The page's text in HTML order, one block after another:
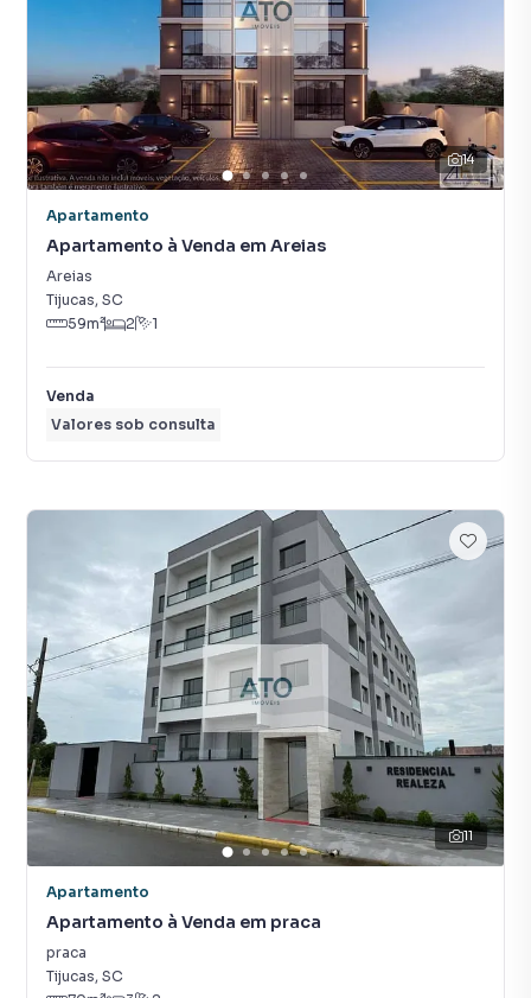
14
Apartamento
Apartamento à Venda em Areias
Areias
Tijucas, SC
59m² 2 1
Venda
Valores sob consulta
11
Apartamento
Apartamento à Venda em praca
praca
Tijucas, SC